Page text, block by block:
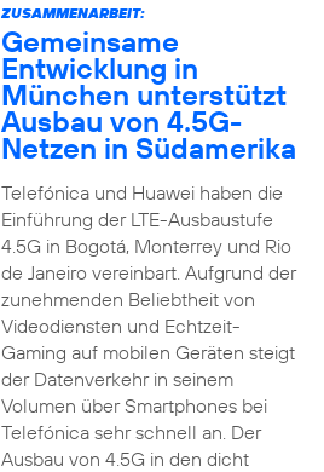
ZUSAMMENARBEIT:
Gemeinsame
Entwicklung in
München unterstützt
Ausbau von 4.5G-
Netzen in Südamerika
Telefónica und Huawei haben die
Einführung der LTE-Ausbaustufe
4.5G in Bogotá, Monterrey und Rio
de Janeiro vereinbart. Aufgrund der
zunehmenden Beliebtheit von
Videodiensten und Echtzeit-
Gaming auf mobilen Geräten steigt
der Datenverkehr in seinem
Volumen über Smartphones bei
Telefónica sehr schnell an. Der
Ausbau von 4.5G in den dicht